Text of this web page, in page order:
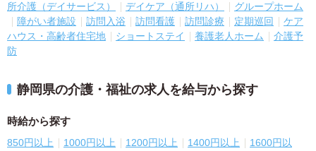
所介護（デイサービス）
デイケア（通所リハ）
グループホーム
障がい者施設
訪問入浴 訪問看護 訪問診療 定期巡回
ケア
ハウス・高齢者住宅地
ショートステイ 養護老人ホーム
介護予
防
静岡県の介護・福祉の求人を給与から探す
時給から探す
850円以上 1000円以上 1200円以上 1400円以上
1600円以